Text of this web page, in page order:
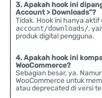
3. Apakah hook ini
Account > Downloads”?
Tidak. Hook ini hanya aktif
account/downloads/,
produk digital pengguna.
4. Apakah hook ini
WooCommerce?
Sebagian besar, ya.
WooCommerce untuk
atau deprecated di versi